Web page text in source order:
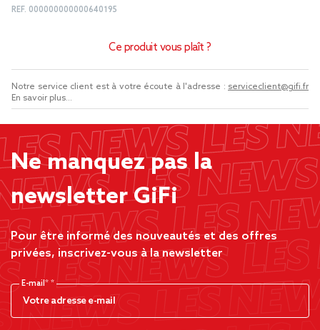
REF. 000000000000640195
Ce produit vous plaît ?
Notre service client est à votre écoute à l'adresse : serviceclient@gifi.fr
En savoir plus...
Ne manquez pas la
newsletter GiFi
Pour être informé des nouveautés et des offres
privées, inscrivez-vous à la newsletter
E-mail*